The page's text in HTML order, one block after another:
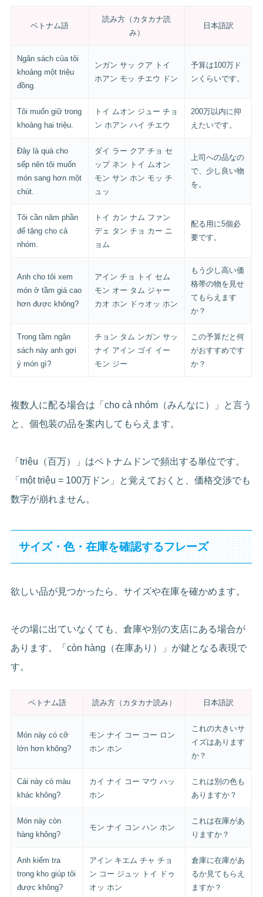
ベトナム語
読み方（カタカナ読
み）
日本語訳
Ngân sách của tôi
khoảng một triệu
đồng.
ンガン サッ クア トイ
ホアン モッ チエウ ドン
予算は100万ド
ンくらいです。
Tôi muốn giữ trong
khoảng hai triệu.
トイ ムオン ジュー チョ
ン ホアン ハイ チエウ
200万以内に抑
えたいです。
Đây là quà cho
sếp nên tôi muốn
món sang hơn một
chút.
ダイ ラー クア チョ セ
ップ ネン トイ ムオン
モン サン ホン モッ チ
ュッ
上司への品なの
で、少し良い物
を。
Tôi cần năm phần
để tặng cho cả
nhóm.
トイ カン ナム ファン
デェ タン チョ カー ニ
ョム
配る用に5個必
要です。
Anh cho tôi xem
món ở tầm giá cao
hơn được không?
アイン チョ トイ セム
モン オー タム ジャー
カオ ホン ドゥオッ ホン
もう少し高い価
格帯の物を見せ
てもらえます
か？
Trong tầm ngân
sách này anh gợi
ý món gì?
チョン タム ンガン サッ
ナイ アイン ゴイ イー
モン ジー
この予算だと何
がおすすめです
か？
複数人に配る場合は「cho cả nhóm（みんなに）」と言う
と、個包装の品を案内してもらえます。
「triệu（百万）」はベトナムドンで頻出する単位です。
「một triệu = 100万ドン」と覚えておくと、価格交渉でも
数字が崩れません。
サイズ・色・在庫を確認するフレーズ
欲しい品が見つかったら、サイズや在庫を確かめます。
その場に出ていなくても、倉庫や別の支店にある場合が
あります。「còn hàng（在庫あり）」が鍵となる表現で
す。
ベトナム語 読み方（カタカナ読み） 日本語訳
Món này có cỡ
lớn hơn không?
モン ナイ コー コー ロン
ホン ホン
これの大きいサ
イズはあります
か？
Cái này có màu
khác không?
カイ ナイ コー マウ ハッ
ホン
これは別の色も
ありますか？
Món này còn
hàng không?
モン ナイ コン ハン ホン
これは在庫があ
りますか？
Anh kiểm tra
trong kho giúp tôi
được không?
アイン キエム チャ チョ
ン コー ジュッ トイ ドゥ
オッ ホン
倉庫に在庫があ
るか見てもらえ
ますか？